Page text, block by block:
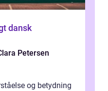
dansk
Petersen
og betydning